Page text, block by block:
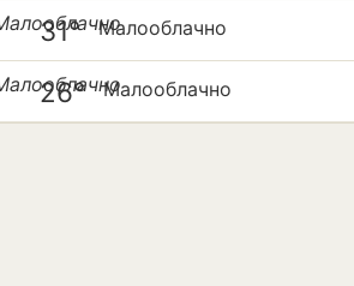
31° Малооблачно
26° Малооблачно